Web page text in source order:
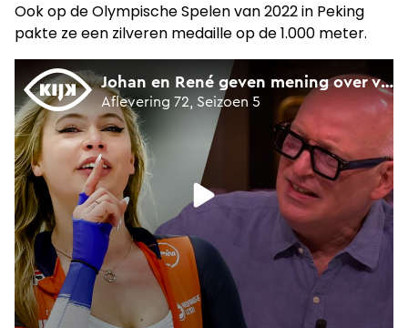
Ook op de Olympische Spelen van 2022 in Peking
pakte ze een zilveren medaille op de 1.000 meter.